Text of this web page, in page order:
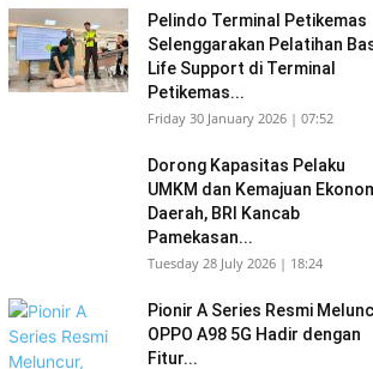
Pelindo Terminal Petikemas
Selenggarakan Pelatihan
Life Support di Terminal
Petikemas...
Friday 30 January 2026 | 07:52
Dorong Kapasitas Pelaku
UMKM dan Kemajuan
Daerah, BRI Kancab
Pamekasan...
Tuesday 28 July 2026 | 18:24
Pionir A Series Resmi
OPPO A98 5G Hadir dengan
Fitur...